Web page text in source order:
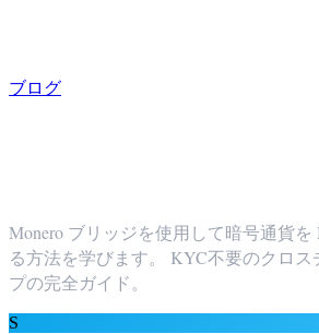
ブログ
Monero ブリッジを使用して暗号通貨を
る方法を学びます。 KYC不要のクロ
プの完全ガイド。
S